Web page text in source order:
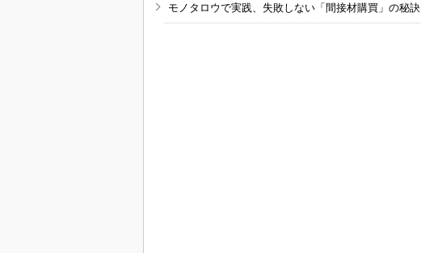
モノタロウで実践、失敗しない「間接材購買」の秘訣